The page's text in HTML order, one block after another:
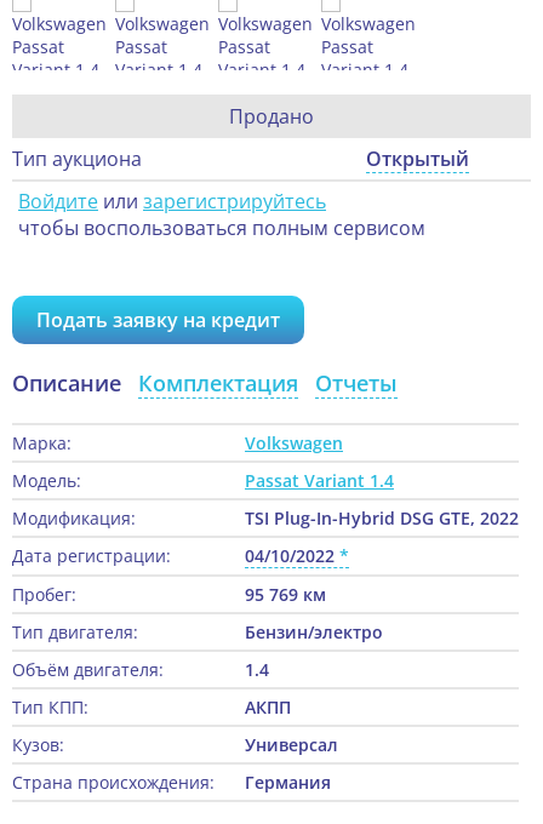
Продано
Тип аукциона
Открытый
Войдите или зарегистрируйтесь
чтобы воспользоваться полным сервисом
Подать заявку на кредит
Описание Комплектация Отчеты
Марка:
Volkswagen
Модель:
Passat Variant 1.4
Модификация:
TSI Plug-In-Hybrid DSG GTE, 2022
Дата регистрации:
04/10/2022
Пробег:
95 769 км
Тип двигателя:
Бензин/электро
Объём двигателя:
1.4
Тип КПП:
АКПП
Кузов:
Универсал
Страна происхождения:
Германия